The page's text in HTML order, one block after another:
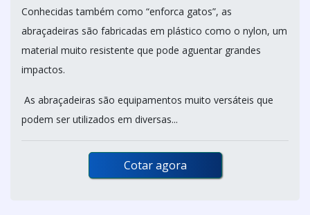
Conhecidas também como “enforca gatos”, as
abraçadeiras são fabricadas em plástico como o nylon, um
material muito resistente que pode aguentar grandes
impactos.
As abraçadeiras são equipamentos muito versáteis que
podem ser utilizados em diversas...
Cotar agora